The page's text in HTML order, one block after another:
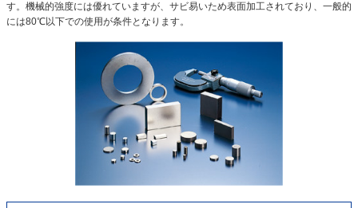
す。機械的強度には優れていますが、サビ易いため表面加工されており、一般的
には80℃以下での使用が条件となります。